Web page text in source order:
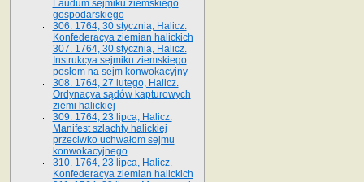
Laudum sejmiku ziemskiego
gospodarskiego
306. 1764, 30 stycznia, Halicz.
Konfederacya ziemian halickich
307. 1764, 30 stycznia, Halicz.
Instrukcya sejmiku ziemskiego
posłom na sejm konwokacyjny
308. 1764, 27 lutego, Halicz.
Ordynacya sądów kapturowych
ziemi halickiej
309. 1764, 23 lipca, Halicz.
Manifest szlachty halickiej
przeciwko uchwałom sejmu
konwokacyjnego
310. 1764, 23 lipca, Halicz.
Konfederacya ziemian halickich